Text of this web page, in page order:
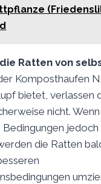
Ratten von
Komposthaufen
bietet, verlassen
nicht.
Bedingungen
die Ratten